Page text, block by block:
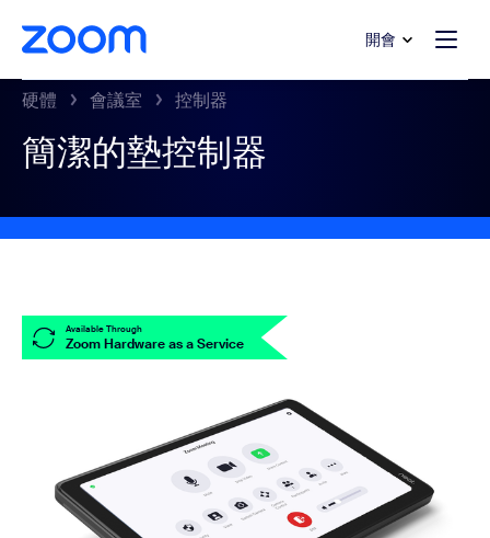
至主要內容
至協助聊天 開會
硬體 會議室 控制器
簡潔的墊控制器
Available Through
Zoom Hardware as a Service